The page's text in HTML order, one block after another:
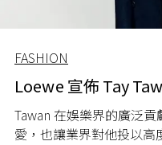
FASHION
Loewe 宣佈 Tay
Tawan 在娛樂界的廣泛
愛，也讓業界對他投以高